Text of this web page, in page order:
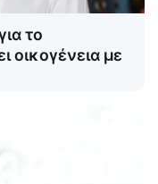
το
οικογένεια με